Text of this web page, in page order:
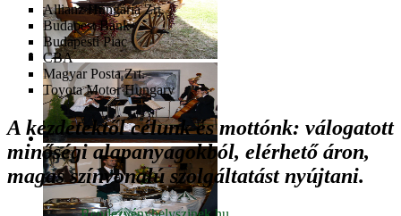
Allianz Hungária Zrt.
Budapest Bank
Budapesti Piac
CBA
Magyar Posta Zrt.
Toyota Motor Hungary
A kezdetektől célunk és mottónk: válogatott
minőségi alapanyagokból, elérhető áron,
magas színvonalú szolgáltatást nyújtani.